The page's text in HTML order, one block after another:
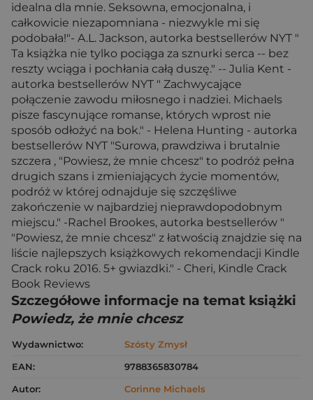
idealna dla mnie. Seksowna, emocjonalna, i
całkowicie niezapomniana - niezwykle mi się
podobała!"- A.L. Jackson, autorka bestsellerów NYT "
Ta książka nie tylko pociąga za sznurki serca -- bez
reszty wciąga i pochłania całą duszę." -- Julia Kent -
autorka bestsellerów NYT " Zachwycające
połączenie zawodu miłosnego i nadziei. Michaels
pisze fascynujące romanse, których wprost nie
sposób odłożyć na bok." - Helena Hunting - autorka
bestsellerów NYT "Surowa, prawdziwa i brutalnie
szczera , "Powiesz, że mnie chcesz" to podróż pełna
drugich szans i zmieniających życie momentów,
podróż w której odnajduje się szczęśliwe
zakończenie w najbardziej nieprawdopodobnym
miejscu." -Rachel Brookes, autorka bestsellerów "
"Powiesz, że mnie chcesz" z łatwością znajdzie się na
liście najlepszych książkowych rekomendacji Kindle
Crack roku 2016. 5+ gwiazdki." - Cheri, Kindle Crack
Book Reviews
Szczegółowe informacje na temat książki
Powiedz, że mnie chcesz
Wydawnictwo:
Szósty Zmysł
EAN:
9788365830784
Autor:
Corinne Michaels